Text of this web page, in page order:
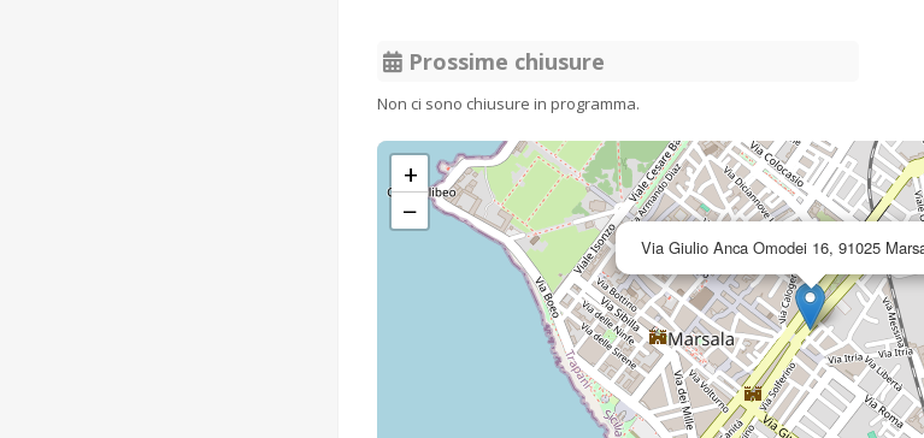
Prossime chiusure
Non ci sono chiusure in programma.
Via Giulio Anca Omodei 16, 91025
+
−